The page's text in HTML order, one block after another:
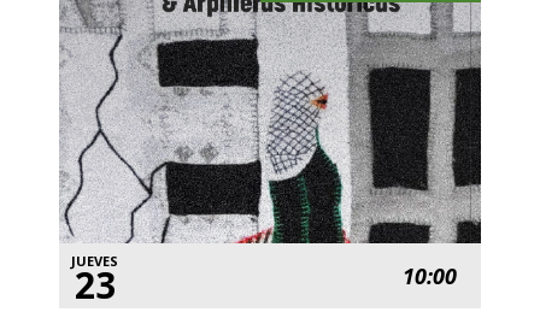
JUEVES
23 10:00